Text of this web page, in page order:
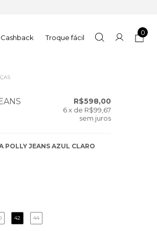
Cashback Troque fácil
0
R$598,00
6 x de R$99,67
sem juros
POLLY JEANS AZUL CLARO
42 44